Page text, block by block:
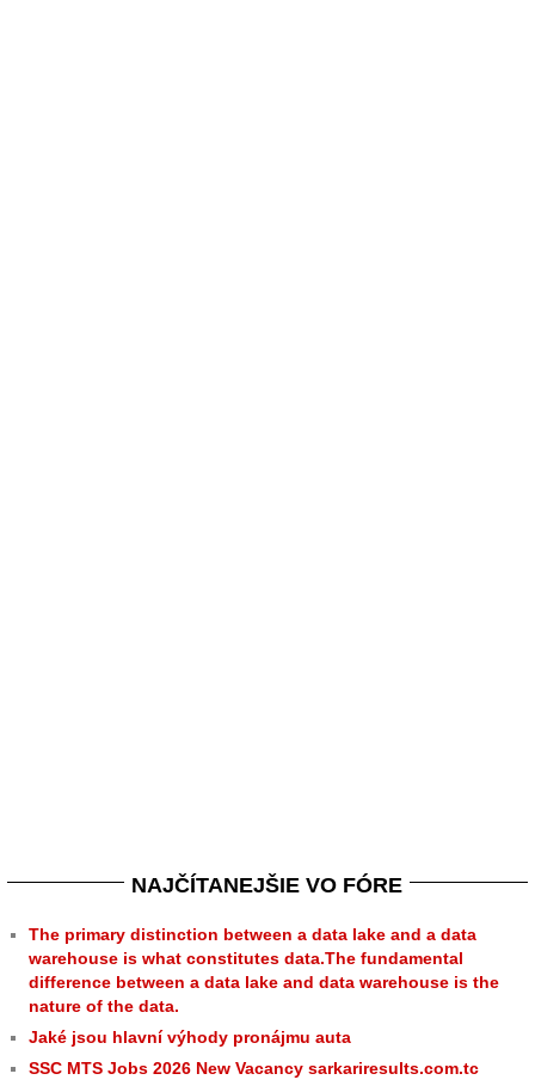
NAJČÍTANEJŠIE VO FÓRE
The primary distinction between a data lake and a data
warehouse is what constitutes data.The fundamental
difference between a data lake and data warehouse is the
nature of the data.
Jaké jsou hlavní výhody pronájmu auta
SSC MTS Jobs 2026 New Vacancy sarkariresults.com.tc